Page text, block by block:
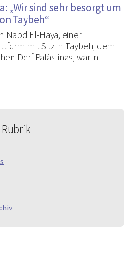
„Wir sind sehr besorgt um
Taybeh“
Nabd El-Haya, einer
mit Sitz in Taybeh, dem
Dorf Palästinas, war in